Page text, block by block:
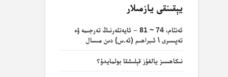
يېقىنقى يازمىلار
ئەنئام، 74 ~ 81 – ئايەتلەرنىڭ تەرجىمە ۋە
تەپسىرى \ ئىبراھىم (ئە.س) دىن مىسال
نىكاھسىز يالغۇز قېلىشقا بولمايدۇ؟